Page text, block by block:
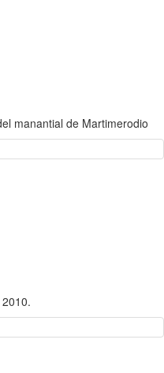
manantial de Martimerodio